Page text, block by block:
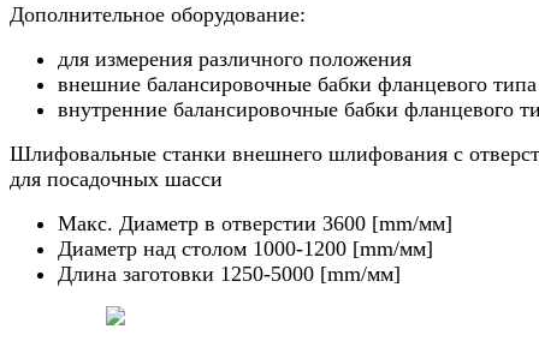
Дополнительное оборудование:
для измерения различного положения
внешние балансировочные бабки фланцевого типа
внутренние балансировочные бабки фланцевого
Шлифовальные станки внешнего шлифования c
для посадочных шасси
Макс. Диаметр в отверстии 3600 [mm/мм]
Диаметр над столом 1000-1200 [mm/мм]
Длина заготовки 1250-5000 [mm/мм]